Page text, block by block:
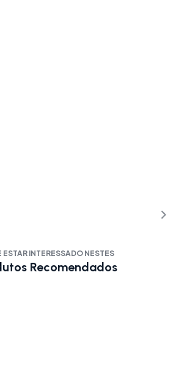
ESTAR INTERESSADO NESTES
Recomendados